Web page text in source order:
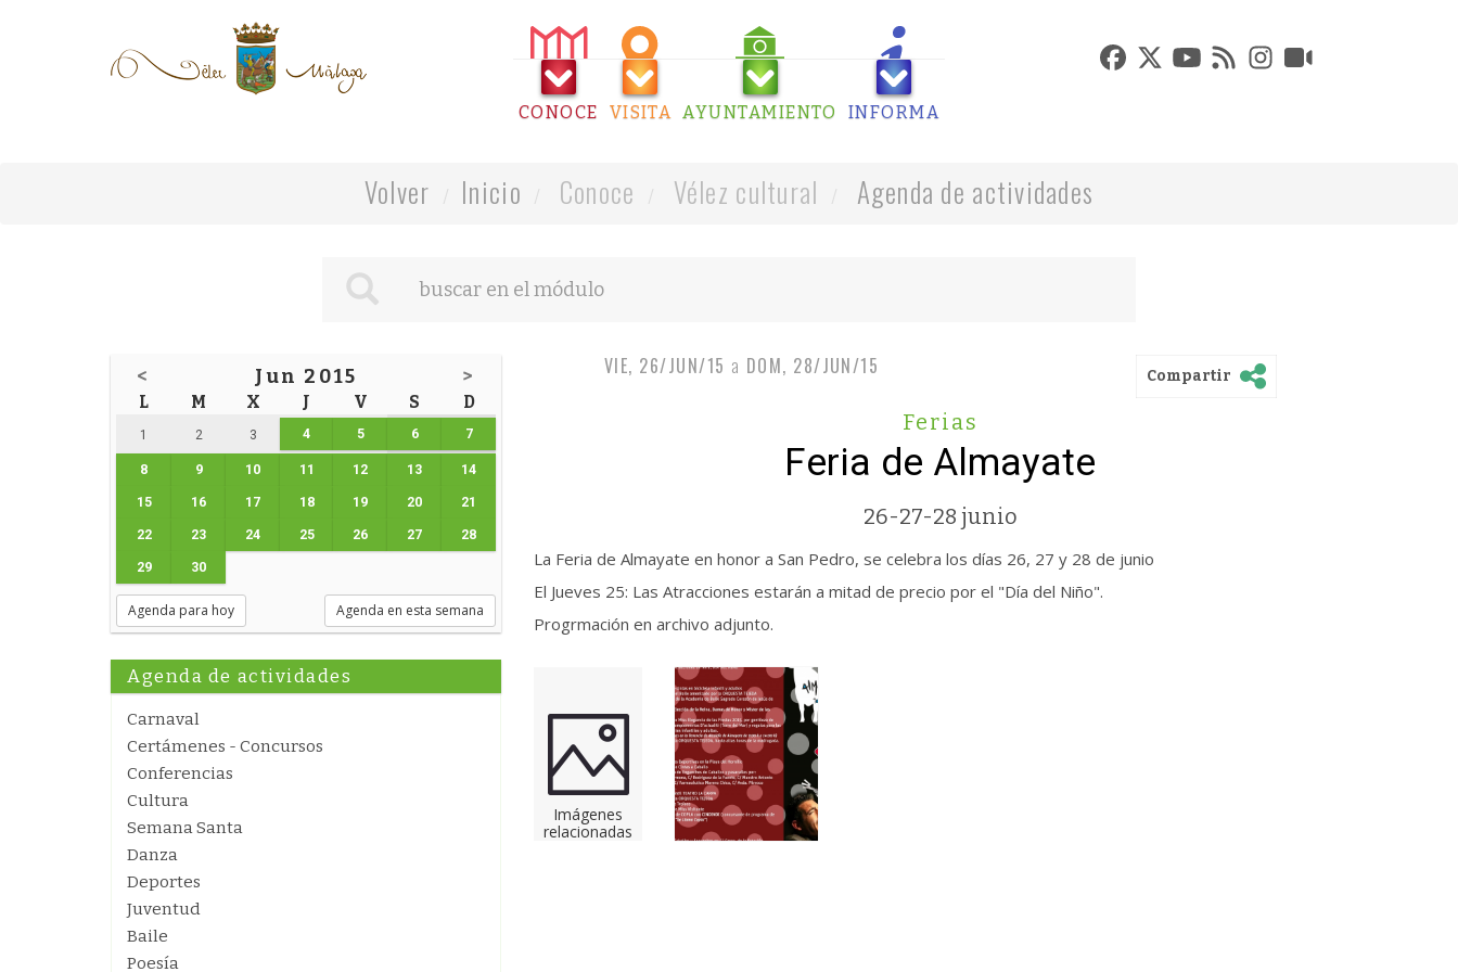
CONOCE VISITA AYUNTAMIENTO INFORMA
Volver Inicio Conoce Vélez cultural Agenda de actividades
< Jun 2015 >
L M X J V S D
1 2 3 4 5 6 7
8 9 10 11 12 13 14
15 16 17 18 19 20 21
22 23 24 25 26 27 28
29 30
Agenda para hoy Agenda en esta semana
Agenda de actividades
Carnaval
Certámenes - Concursos
Conferencias
Cultura
Semana Santa
Danza
Deportes
Juventud
Baile
Poesía
VIE, 26/JUN/15 a DOM, 28/JUN/15 Compartir
Ferias
Feria de Almayate
26-27-28 junio
La Feria de Almayate en honor a San Pedro, se celebra los días 26, 27 y 28 de junio
El Jueves 25: Las Atracciones estarán a mitad de precio por el "Día del Niño".
Progrmación en archivo adjunto.
Imágenes
relacionadas